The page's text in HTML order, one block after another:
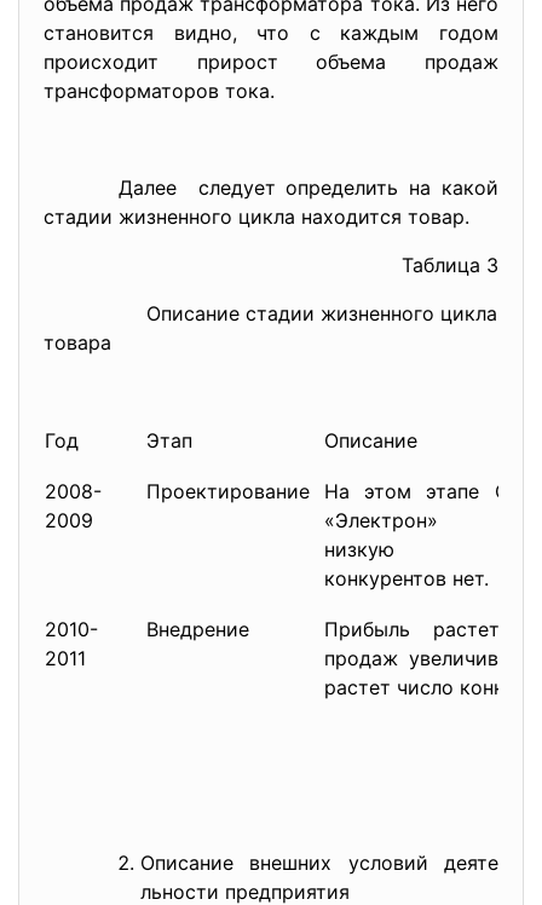
становится видно, что с каждым годом
происходит прирост объема продаж
трансформаторов тока.
Далее следует определить на какой
стадии жизненного цикла находится товар.
Таблица 3
Описание стадии жизненного цикла
товара
Год Этап Описание
2008-
2009
Проектирование
На этом этапе
«Электрон»
низкую
конкурентов нет.
2010-
2011
Внедрение
Прибыль растет,
продаж
растет число
Описание внешних условий деяте
льности предприятия